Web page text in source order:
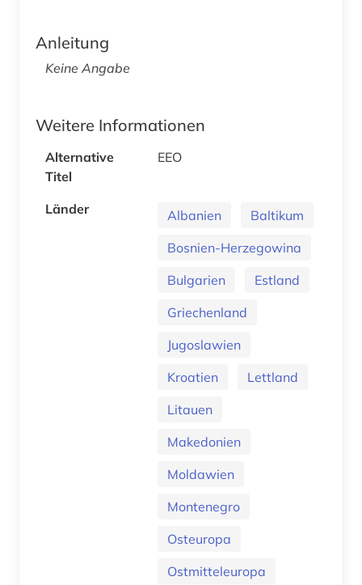
Anleitung
Keine Angabe
Weitere Informationen
Alternative
Titel
EEO
Länder Albanien
Baltikum
Bosnien-Herzegowina
Bulgarien
Estland
Griechenland
Jugoslawien
Kroatien
Lettland
Litauen
Makedonien
Moldawien
Montenegro
Osteuropa
Ostmitteleuropa